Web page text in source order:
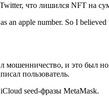
что лишился NFT на
an apple number. So I believed
мошенничество, и это был
пользователь.
seed-фразы MetaMask.